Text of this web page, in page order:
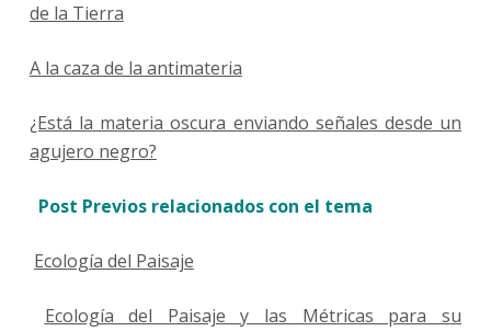
de la Tierra
A la caza de la antimateria
¿Está la materia oscura enviando señales desde un
agujero negro?
Post Previos relacionados con el tema
Ecología del Paisaje
Ecología del Paisaje y las Métricas para su